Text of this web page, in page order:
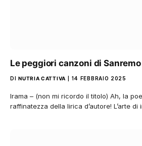
Le peggiori canzoni di
DI NUTRIA CATTIVA 14 FEBBRAIO 2025
Irama – (non mi ricordo il titolo) Ah, la
raffinatezza della lirica d’autore! L’arte